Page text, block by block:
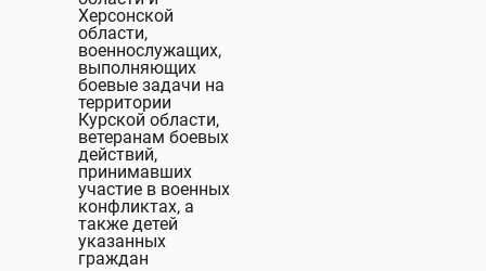
Херсонской
области,
военнослужащих,
выполняющих
боевые задачи на
территории
Курской области,
ветеранам боевых
действий,
принимавших
участие в военных
конфликтах, а
также детей
указанных
граждан